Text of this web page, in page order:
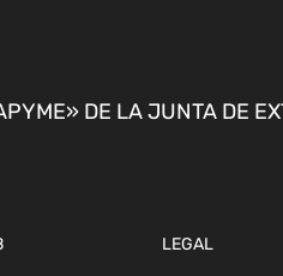
DE LA JUNTA DE
LEGAL